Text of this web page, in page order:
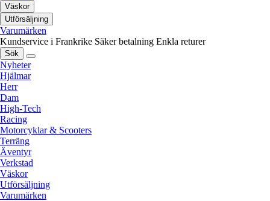
Väskor
Utförsäljning
Varumärken
Kundservice i Frankrike Säker betalning Enkla returer
Sök
Nyheter
Hjälmar
Herr
Dam
High-Tech
Racing
Motorcyklar & Scooters
Terräng
Äventyr
Verkstad
Väskor
Utförsäljning
Varumärken